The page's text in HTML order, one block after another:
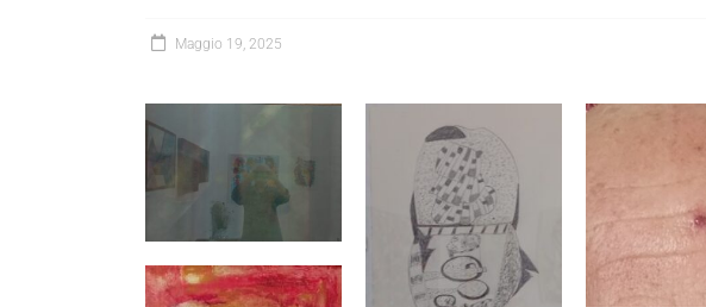
Maggio 19, 2025